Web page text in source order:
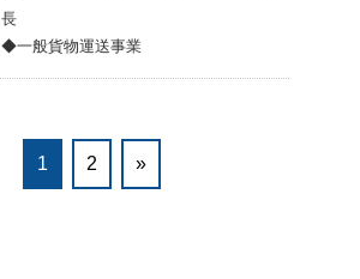
長
◆一般貨物運送事業
1 2 »